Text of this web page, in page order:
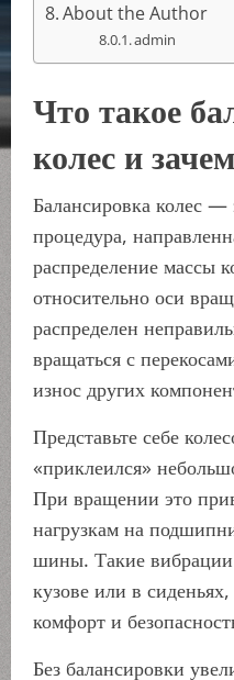
About the Author
admin
Что такое
колес и
Балансировка колес —
процедура,
распределение массы
относительно оси
распределен
вращаться с
износ других
Представьте себе
«приклеился»
При вращении это
нагрузкам на
шины. Такие вибрации
кузове или в
комфорт и
Без балансировки